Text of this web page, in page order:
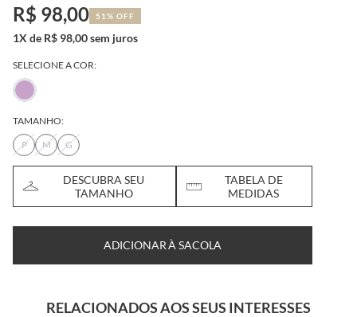
R$ 98,00 51% OFF
1X de R$ 98,00 sem juros
SELECIONE A COR:
TAMANHO:
P
M G
DESCUBRA SEU
TAMANHO
TABELA DE
MEDIDAS
ADICIONAR À SACOLA
RELACIONADOS AOS SEUS INTERESSES